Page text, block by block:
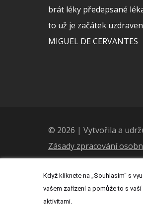
brát léky předepsané
to už je začátek
MIGUEL DE CERVANTES
© 2026 | Vytvořila a
Zásady zpracování
Když kliknete na „Souhlasím“ s
vašem zařízení a pomůže to s
aktivitami.